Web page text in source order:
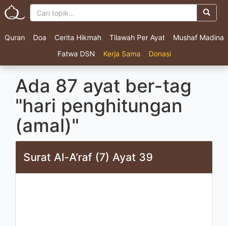
Quran Doa Cerita Hikmah Tilawah Per Ayat
Mushaf Madina
Fatwa DSN
Kerja Sama Donasi
Ada 87 ayat ber-tag
"hari penghitungan
(amal)"
Surat Al-A’raf (7) Ayat 39